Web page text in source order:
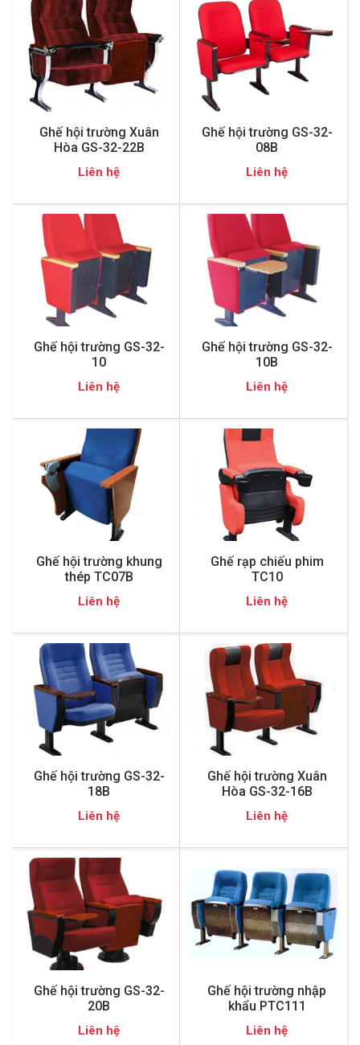
Ghế hội trường Xuân
Hòa GS-32-22B
Liên hệ
Ghế hội trường GS-32-
08B
Liên hệ
Ghế hội trường GS-32-
10
Liên hệ
Ghế hội trường GS-32-
10B
Liên hệ
Ghế hội trường khung
thép TC07B
Liên hệ
Ghế rạp chiếu phim
TC10
Liên hệ
Ghế hội trường GS-32-
18B
Liên hệ
Ghế hội trường Xuân
Hòa GS-32-16B
Liên hệ
Ghế hội trường GS-32-
20B
Liên hệ
Ghế hội trường nhập
khẩu PTC111
Liên hệ